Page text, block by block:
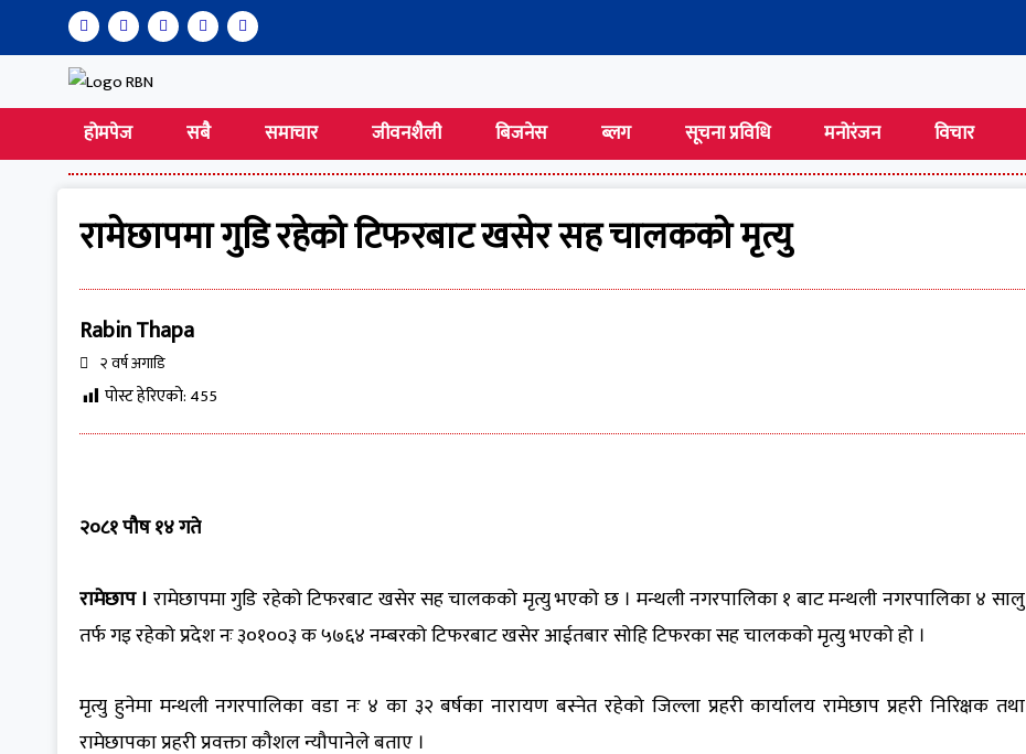
होमपेज सबै समाचार जीवनशैली बिजनेस ब्लग सूचना प्रविधि मनोरंजन विचार
रामेछापमा गुडि रहेको टिफरबाट खसेर सह चालकको मृत्यु
Rabin Thapa
२ वर्ष अगाडि
पोस्ट हेरिएको: 455
२०८१ पौष १४ गते
रामेछाप । रामेछापमा गुडि रहेको टिफरबाट खसेर सह चालकको मृत्यु भएको छ । मन्थली नगरपालिका १ बाट मन्थली नगरपालिका ४ सालु
तर्फ गइ रहेको प्रदेश नः ३०१००३ क ५७६४ नम्बरको टिफरबाट खसेर आईतबार सोहि टिफरका सह चालकको मृत्यु भएको हो ।
मृत्यु हुनेमा मन्थली नगरपालिका वडा नः ४ का ३२ बर्षका नारायण बस्नेत रहेको जिल्ला प्रहरी कार्यालय रामेछाप प्रहरी निरिक्षक तथा
रामेछापका प्रहरी प्रवक्ता कौशल न्यौपानेले बताए ।